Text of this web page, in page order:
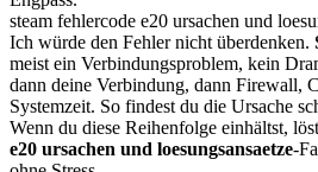
steam fehlercode e20 ursachen und
Ich würde den Fehler nicht überdenken.
meist ein Verbindungsproblem, kein
dann deine Verbindung, dann Firewall,
Systemzeit. So findest du die Ursache
Wenn du diese Reihenfolge einhältst,
e20 ursachen und loesungsansaetze-